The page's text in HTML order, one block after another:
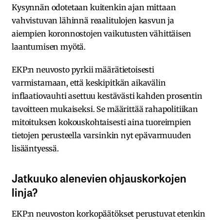
Kysynnän odotetaan kuitenkin ajan mittaan
vahvistuvan lähinnä reaalitulojen kasvun ja
aiempien koronnostojen vaikutusten vähittäisen
laantumisen myötä.
EKP:n neuvosto pyrkii määrätietoisesti
varmistamaan, että keskipitkän aikavälin
inflaatiovauhti asettuu kestävästi kahden prosentin
tavoitteen mukaiseksi. Se määrittää rahapolitiikan
mitoituksen kokouskohtaisesti aina tuoreimpien
tietojen perusteella varsinkin nyt epävarmuuden
lisääntyessä.
Jatkuuko alenevien ohjauskorkojen
linja?
EKP:n neuvoston korkopäätökset perustuvat etenkin